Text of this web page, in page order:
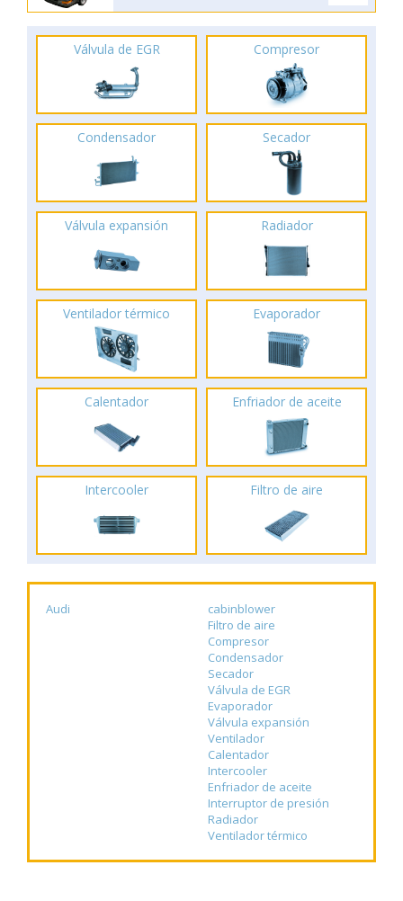
Válvula de EGR Compresor
Condensador Secador
Válvula expansión Radiador
Ventilador térmico Evaporador
Calentador Enfriador de aceite
Intercooler Filtro de aire
Audi
cabinblower
Filtro de aire
Compresor
Condensador
Secador
Válvula de EGR
Evaporador
Válvula expansión
Ventilador
Calentador
Intercooler
Enfriador de aceite
Interruptor de presión
Radiador
Ventilador térmico